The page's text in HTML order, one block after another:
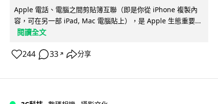
Apple 電話、電腦之間剪貼簿互聯（即是你從 iPhone 複製內
容，可在另一部 iPad, Mac 電腦貼上），是 Apple 生態重要...
閱讀全文
244 33 ↗ 分享